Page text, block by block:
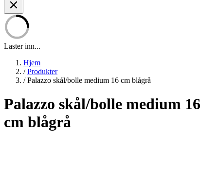
Laster inn...
Hjem
/ Produkter
/ Palazzo skål/bolle medium 16 cm blågrå
Palazzo skål/bolle medium 16
cm blågrå